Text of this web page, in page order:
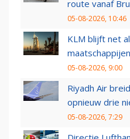
route vanaf
05-08-2026, 10:46
KLM blijft net
05-08-2026, 9:00
Riyadh Air
opnieuw drie
05-08-2026, 7:29